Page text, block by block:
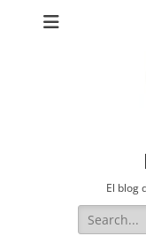
El blog
Buscar: